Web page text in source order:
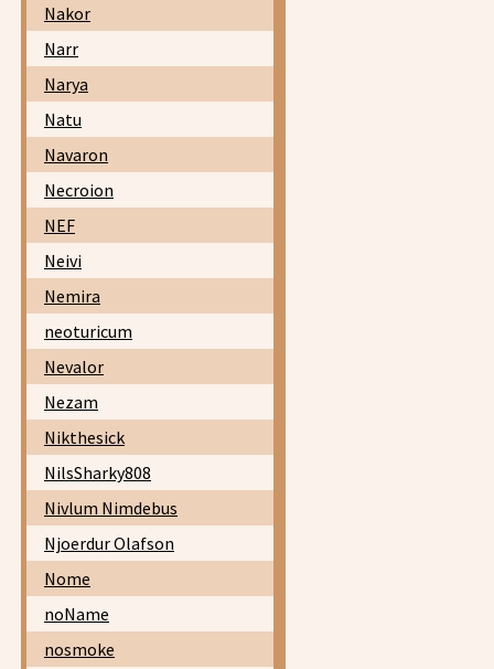
Nakor
Narr
Narya
Natu
Navaron
Necroion
NEF
Neivi
Nemira
neoturicum
Nevalor
Nezam
Nikthesick
NilsSharky808
Nivlum Nimdebus
Njoerdur Olafson
Nome
noName
nosmoke